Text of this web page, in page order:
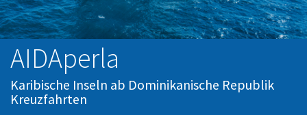
AIDAperla
Karibische Inseln ab Dominikanische Republik
Kreuzfahrten